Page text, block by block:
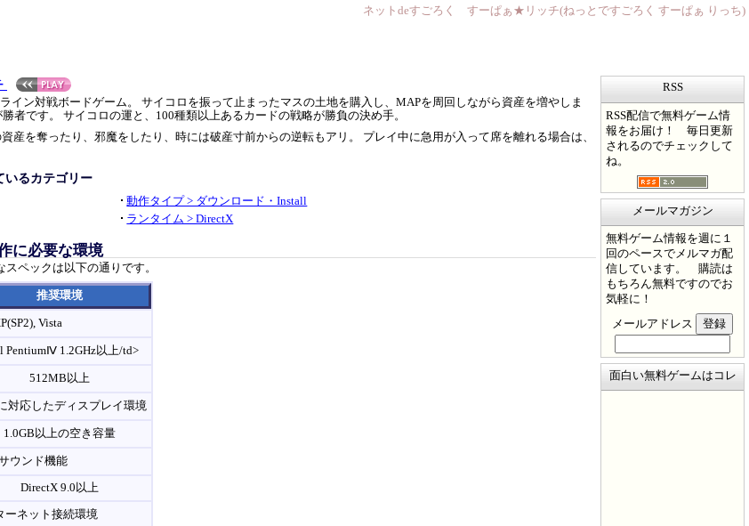
ネットdeすごろく すーぱぁ★リッチ(ねっとですごろく すーぱぁ りっち)
イン対戦ボードゲーム。 サイコロを振って止まったマスの土地を購入し、MAPを周回しながら資産を増やしま
者です。 サイコロの運と、100種類以上あるカードの戦略が勝負の決め手。
産を奪ったり、邪魔をしたり、時には破産寸前からの逆転もアリ。 プレイ中に急用が入って席を離れる場合は、
るカテゴリー
動作タイプ > ダウンロード・Install
ランタイム > DirectX
に必要な環境
ペックは以下の通りです。
推奨環境
Vista
PentiumⅣ 1.2GHz以上/td>
512MB以上
対応したディスプレイ環境
1.0GB以上の空き容量
ウンド機能
DirectX 9.0以上
ーネット接続環境
RSS
RSS配信で無料ゲーム情
報をお届け！ 毎日更新
されるのでチェックして
ね。
メールマガジン
無料ゲーム情報を週に１
回のペースでメルマガ配
信しています。 購読は
もちろん無料ですのでお
気軽に！
メールアドレス
面白い無料ゲームはコレ